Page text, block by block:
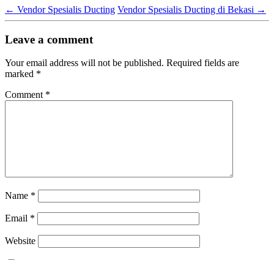
← Vendor Spesialis Ducting Vendor Spesialis Ducting di Bekasi →
Leave a comment
Your email address will not be published. Required fields are
marked *
Comment *
Name *
Email *
Website